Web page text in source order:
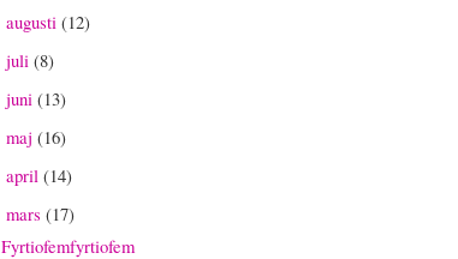
augusti (12)
juli (8)
juni (13)
maj (16)
april (14)
mars (17)
Fyrtiofemfyrtiofem